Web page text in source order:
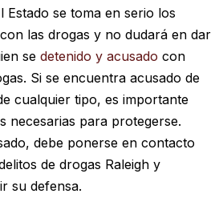
Estado se toma en serio los
las drogas y no dudará en dar
se detenido y acusado con
Si se encuentra acusado de
cualquier tipo, es importante
necesarias para protegerse.
debe ponerse en contacto
de drogas Raleigh y
su defensa.